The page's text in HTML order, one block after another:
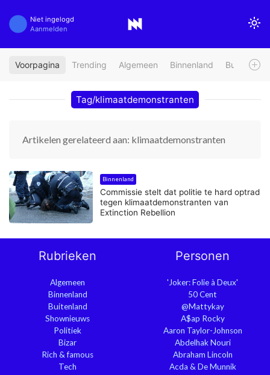
Niet ingelogd
Aanmelden
Voorpagina Trending Algemeen Binnenland Buitenland
Tag/klimaatdemonstranten
Artikelen gerelateerd aan: klimaatdemonstranten
Binnenland
Commissie stelt dat politie te hard optrad
tegen klimaatdemonstranten van
Extinction Rebellion
Rubrieken
Algemeen
Binnenland
Buitenland
Shownieuws
Politiek
Bizar
Rich & famous
Tech
Personen
'Joker: Folie à Deux'
50 Cent
@Mattykay
A$ap Rocky
Aaron Taylor-Johnson
Abdelhak Nouri
Abraham Lincoln
Acda & De Munnik